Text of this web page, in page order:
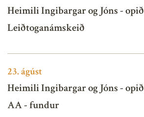
Heimili Ingibargar og Jóns - opið
Leiðtoganámskeið
23.ágúst
Heimili Ingibargar og Jóns - opið
AA - fundur